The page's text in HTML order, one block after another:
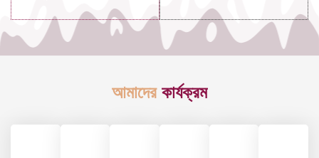
আমাদের কার্যক্রম